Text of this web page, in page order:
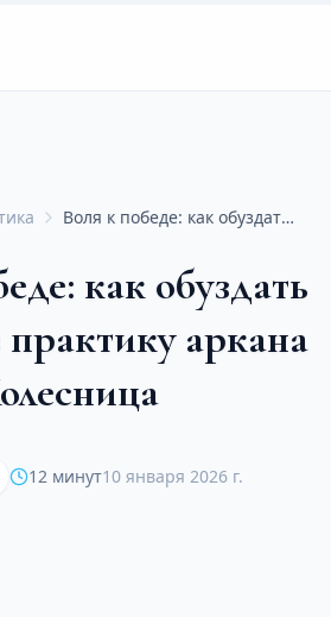
Воля к победе: как обуздать хаос через практику аркана Колесница
как обуздать
практику аркана
12 минут10 января 2026 г.